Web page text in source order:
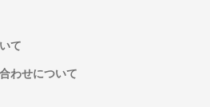
て
わせについて